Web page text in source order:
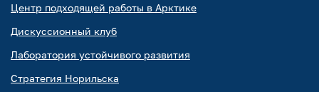
Центр подходящей работы в Арктике
Дискуссионный клуб
Лаборатория устойчивого развития
Стратегия Норильска